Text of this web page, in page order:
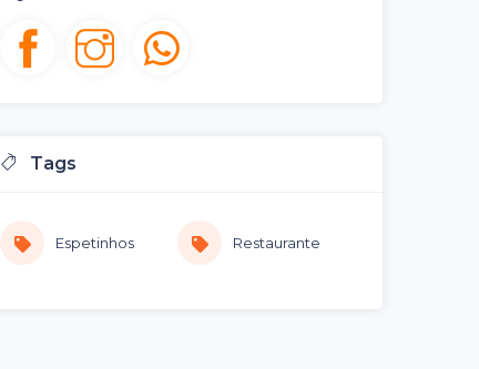
Tags
Espetinhos Restaurante